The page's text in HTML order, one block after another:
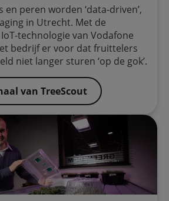
en peren worden ‘data-driven’,
in Utrecht. Met de
technologie van Vodafone
bedrijf er voor dat fruittelers
niet langer sturen ‘op de gok’.
van TreeScout
DDoS in: “Gezond